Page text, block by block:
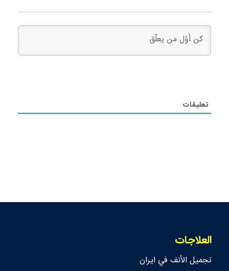
تعليقات
العلاجات
تجمیل الأنف في ايران